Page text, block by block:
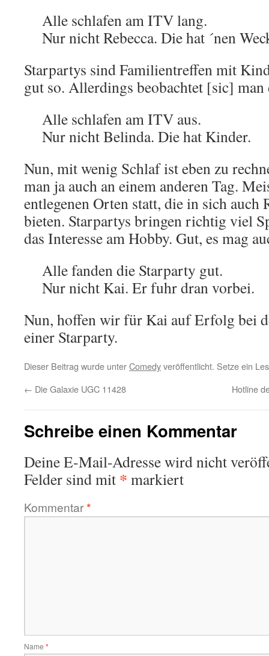
Alle schlafen am ITV lang.
Nur nicht Rebecca. Die hat ´nen
Starpartys sind Familientreffen mit
gut so. Allerdings beobachtet [sic] man
Alle schlafen am ITV aus.
Nur nicht Belinda. Die hat Kinder.
Nun, mit wenig Schlaf ist eben zu
man ja auch an einem anderen Tag.
entlegenen Orten statt, die in sich auch
bieten. Starpartys bringen richtig viel
das Interesse am Hobby. Gut, es mag
Alle fanden die Starparty gut.
Nur nicht Kai. Er fuhr dran vorbei.
Nun, hoffen wir für Kai auf Erfolg bei
einer Starparty.
Dieser Beitrag wurde unterComedyveröffentlicht. Setze ein
← Die Galaxie UGC 11428 Hotline
Schreibe einen Kommentar
Deine E-Mail-Adresse wird nicht
Felder sind mit * markiert
Kommentar*
Name *